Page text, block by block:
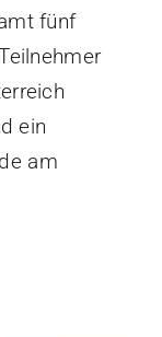
fünf
ein
am